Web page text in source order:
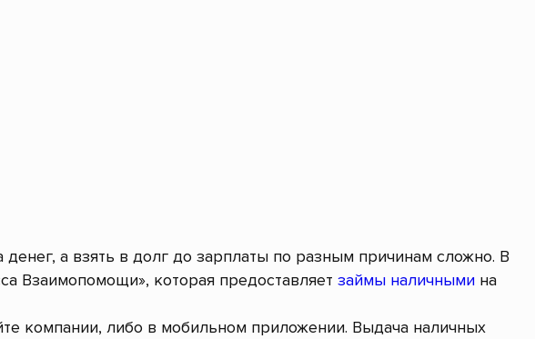
а взять в долг до зарплаты по разным причинам сложно. В
Взаимопомощи», которая предоставляет займы наличными на
компании, либо в мобильном приложении. Выдача наличных